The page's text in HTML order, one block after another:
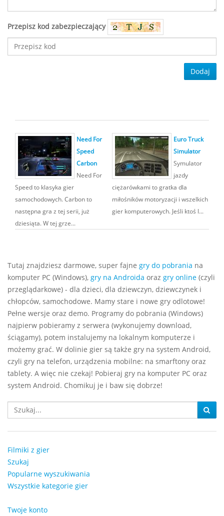
Przepisz kod zabezpieczający
Dodaj
Need For
Speed
Carbon
Need For
Speed to klasyka gier
samochodowych. Carbon to
następna gra z tej serii, już
dziesiąta. W tej grze...
Euro Truck
Simulator
Symulator
jazdy
ciężarówkami to gratka dla
miłośników motoryzacji i wszelkich
gier komputerowych. Jeśli ktoś l...
Tutaj znajdziesz darmowe, super fajne gry do pobrania na
komputer PC (Windows), gry na Androida oraz gry online (czyli
przeglądarkowe) - dla dzieci, dla dziewczyn, dziewczynek i
chłopców, samochodowe. Mamy stare i nowe gry odlotowe!
Pełne wersje oraz demo. Programy do pobrania (Windows)
najpierw pobieramy z serwera (wykonujemy download,
ściągamy), potem instalujemy na lokalnym komputerze i
możemy grać. W dolinie gier są także gry na system Android,
czyli gry na telefon, urządzenia mobilne: na smarftony oraz
tablety. A więc nie czekaj! Pobieraj gry na komputer PC oraz
system Android. Chomikuj je i baw się dobrze!
Filmiki z gier
Szukaj
Popularne wyszukiwania
Wszystkie kategorie gier
Twoje konto